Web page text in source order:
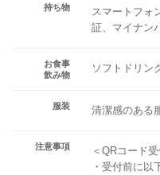
持ち物
スマートフォ
証、マイナン
お食事
飲み物
ソフトドリン
服装 清潔感のある
注意事項
＜QRコード
・受付前に